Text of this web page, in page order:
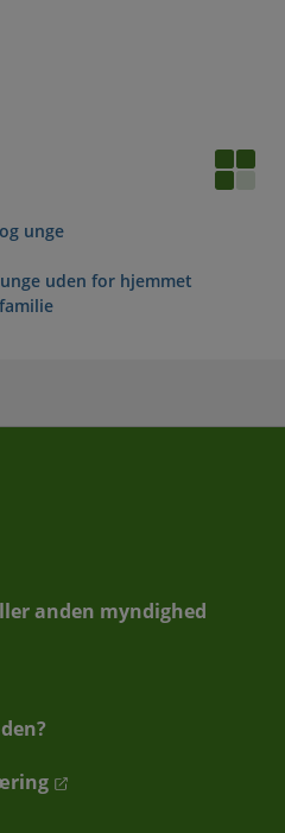
unge
uden for hjemmet
anden myndighed